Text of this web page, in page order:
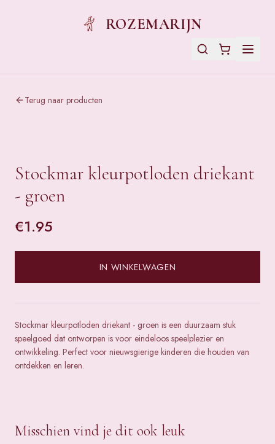
ROZEMARIJN
Terug naar producten
Stockmar kleurpotloden driekant
- groen
€1.95
IN WINKELWAGEN
Stockmar kleurpotloden driekant - groen is een duurzaam stuk
speelgoed dat ontworpen is voor eindeloos speelplezier en
ontwikkeling. Perfect voor nieuwsgierige kinderen die houden van
ontdekken en leren.
Misschien vind je dit ook leuk